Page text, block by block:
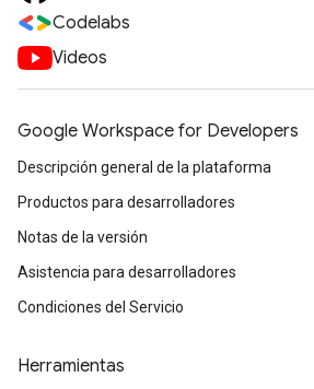
Codelabs
Videos
Google Workspace for Developers
Descripción general de la plataforma
Productos para desarrolladores
Notas de la versión
Asistencia para desarrolladores
Condiciones del Servicio
Herramientas